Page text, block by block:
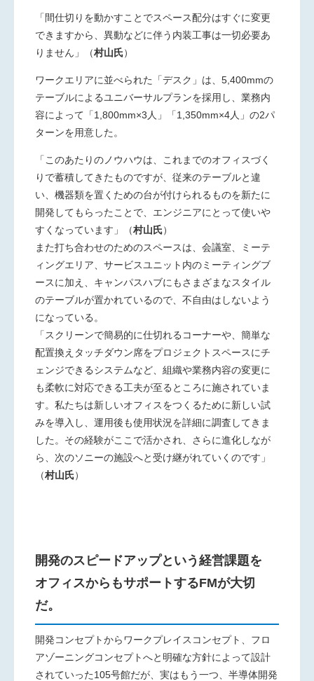
「間仕切りを動かすことでスペース配分はすぐに変更
できますから、異動などに伴う内装工事は一切必要あ
りません」
（村山氏）
ワークエリアに並べられた「デスク」は、5,400mmの
テーブルによるユニバーサルプランを採用し、業務内
容によって「1,800mm×3人」「1,350mm×4人」の2パ
ターンを用意した。
「このあたりのノウハウは、これまでのオフィスづく
りで蓄積してきたものですが、従来のテーブルと違
い、機器類を置くための台が付けられるものを新たに
開発してもらったことで、エンジニアにとって使いや
すくなっています」
（村山氏）
また打ち合わせのためのスペースは、会議室、ミーテ
ィングエリア、サービスユニット内のミーティングブ
ースに加え、キャンパスハブにもさまざまなスタイル
のテーブルが置かれているので、不自由はしないよう
になっている。
「スクリーンで簡易的に仕切れるコーナーや、簡単な
配置換えタッチダウン席をプロジェクトスペースにチ
ェンジできるシステムなど、組織や業務内容の変更に
も柔軟に対応できる工夫が至るところに施されていま
す。私たちは新しいオフィスをつくるために新しい試
みを導入し、運用後も使用状況を詳細に調査してきま
した。その経験がここで活かされ、さらに進化しなが
ら、次のソニーの施設へと受け継がれていくのです」
（村山氏）
開発のスピードアップという経営課題を
オフィスからもサポートするFMが大切
だ。
開発コンセプトからワークプレイスコンセプト、フロ
アゾーニングコンセプトへと明確な方針によって設計
されていった105号館だが、実はもう一つ、半導体開発